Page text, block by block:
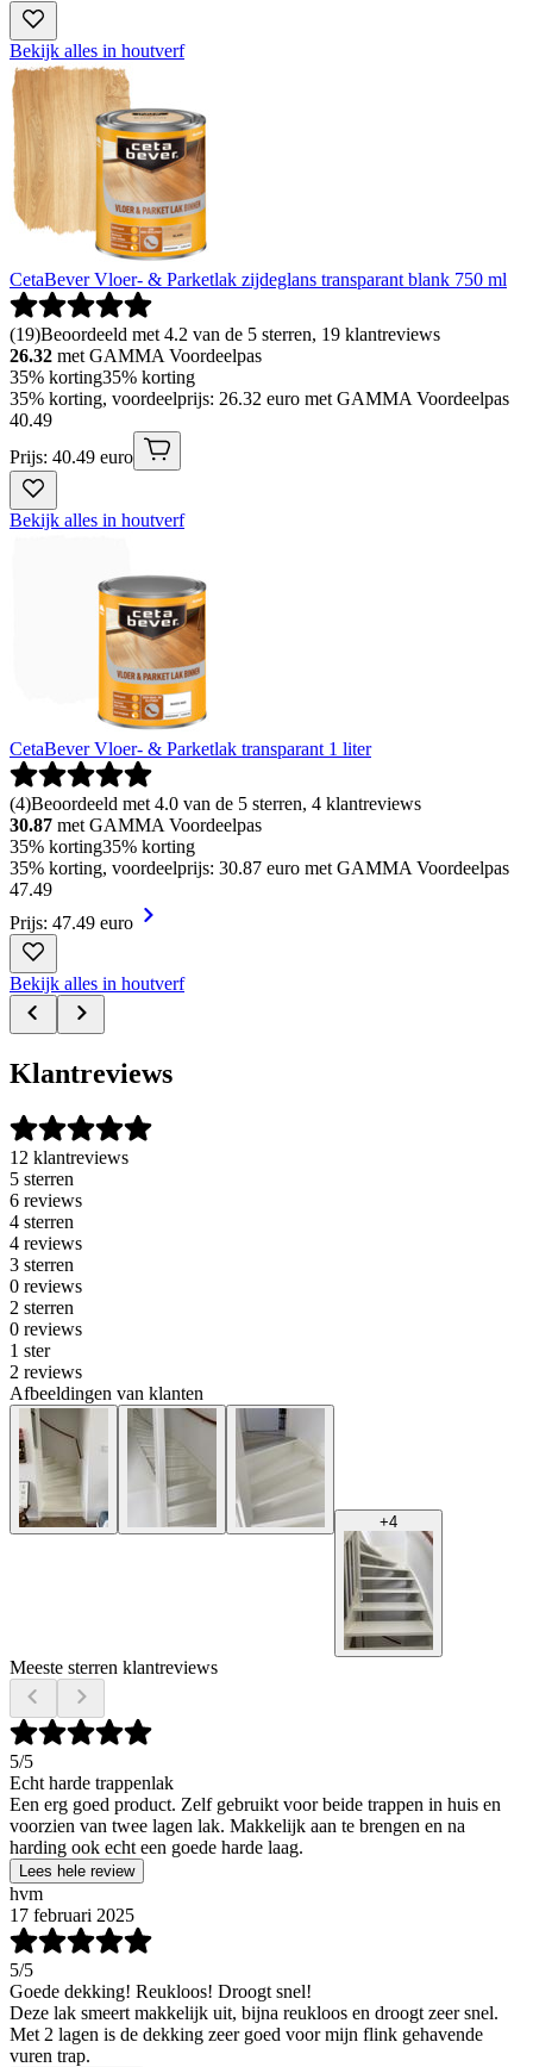
Bekijk alles in houtverf
CetaBever Vloer- & Parketlak zijdeglans transparant blank 750 ml
(19)Beoordeeld met 4.2 van de 5 sterren, 19 klantreviews
26.32 met GAMMA Voordeelpas
35% korting35% korting
35% korting, voordeelprijs: 26.32 euro met GAMMA Voordeelpas
40.49
Prijs: 40.49 euro
Bekijk alles in houtverf
CetaBever Vloer- & Parketlak transparant 1 liter
(4)Beoordeeld met 4.0 van de 5 sterren, 4 klantreviews
30.87 met GAMMA Voordeelpas
35% korting35% korting
35% korting, voordeelprijs: 30.87 euro met GAMMA Voordeelpas
47.49
Prijs: 47.49 euro
Bekijk alles in houtverf
Klantreviews
12 klantreviews
5 sterren
6 reviews
4 sterren
4 reviews
3 sterren
0 reviews
2 sterren
0 reviews
1 ster
2 reviews
Afbeeldingen van klanten
+4
Meeste sterren klantreviews
5/5
Echt harde trappenlak
Een erg goed product. Zelf gebruikt voor beide trappen in huis en
voorzien van twee lagen lak. Makkelijk aan te brengen en na
harding ook echt een goede harde laag.
Lees hele review
hvm
17 februari 2025
5/5
Goede dekking! Reukloos! Droogt snel!
Deze lak smeert makkelijk uit, bijna reukloos en droogt zeer snel.
Met 2 lagen is de dekking zeer goed voor mijn flink gehavende
vuren trap.